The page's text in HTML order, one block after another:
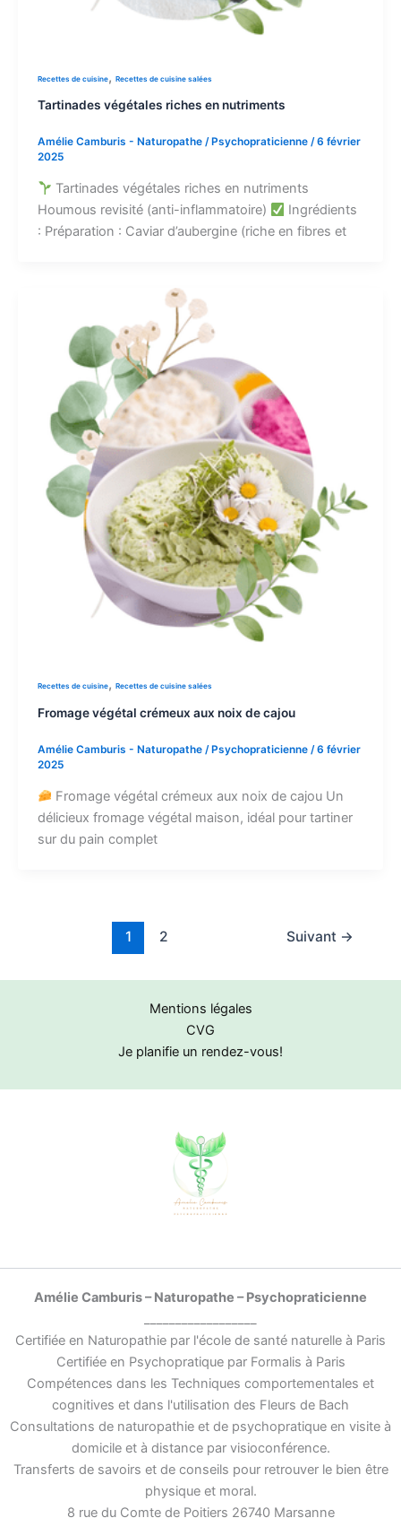
Recettes de cuisine, Recettes de cuisine salées
Tartinades végétales riches en nutriments
Amélie Camburis - Naturopathe / Psychopraticienne /6 février
2025
Tartinades végétales riches en nutriments
Houmous revisité (anti-inflammatoire)
Ingrédients
: Préparation : Caviar d’aubergine (riche en fibres et
Recettes de cuisine, Recettes de cuisine salées
Fromage végétal crémeux aux noix de cajou
Amélie Camburis - Naturopathe / Psychopraticienne /6 février
2025
Fromage végétal crémeux aux noix de cajou Un
délicieux fromage végétal maison, idéal pour tartiner
sur du pain complet
1 2 Suivant →
Mentions légales
CVG
Je planifie un rendez-vous!
Amélie Camburis – Naturopathe – Psychopraticienne
Certifiée en Naturopathie par l'école de santé naturelle à Paris
Certifiée en Psychopratique par Formalis à Paris
Compétences dans les Techniques comportementales et
cognitives et dans l'utilisation des Fleurs de Bach
Consultations de naturopathie et de psychopratique en visite à
domicile et à distance par visioconférence.
Transferts de savoirs et de conseils pour retrouver le bien être
physique et moral.
8 rue du Comte de Poitiers 26740 Marsanne